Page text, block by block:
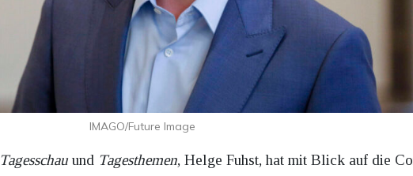
IMAGO/Future Image
Tagesschauund Tagesthemen, Helge Fuhst, hat mit Blick auf die